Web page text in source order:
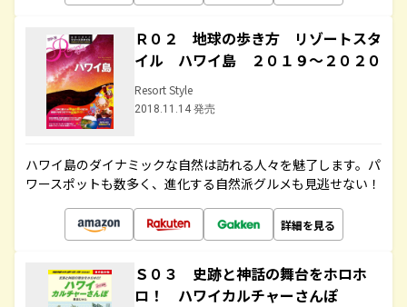
Ｒ０２ 地球の歩き方 リゾートスタ
イル ハワイ島 ２０１９～２０２０
Resort Style
2018.11.14 発売
ハワイ島のダイナミックな自然は訪れる人々を魅了します。パ
ワースポットも数多く、進化する自然派グルメも見逃せない！
詳細を見る
Ｓ０３ 史跡と神話の舞台をホロホ
ロ！ ハワイカルチャーさんぽ